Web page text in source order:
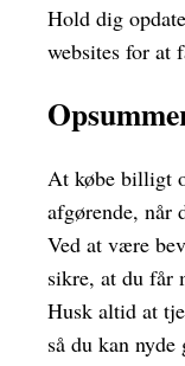
Hold dig
websites for at
At købe billigt
afgørende, når
Ved at være
sikre, at du får
Husk altid at
så du kan nyde